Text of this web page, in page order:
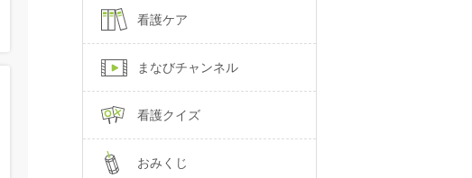
看護ケア
まなびチャンネル
看護クイズ
おみくじ